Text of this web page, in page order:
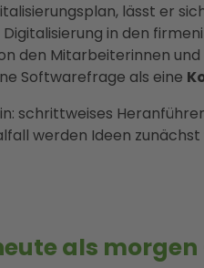
lässt er
in den
den Mitarbeiterinnen
Softwarefrage als eine
schrittweises
werden Ideen
als